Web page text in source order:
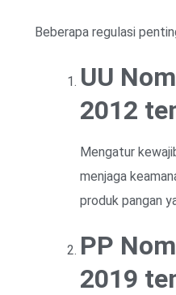
Beberapa regulasi
UU
2012
Mengatur
menjaga
produk pangan
PP
2019